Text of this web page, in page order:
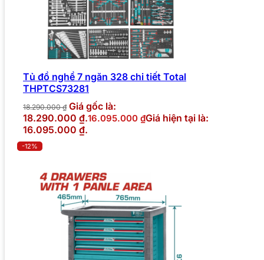
Tủ đồ nghề 7 ngăn 328 chi tiết Total
THPTCS73281
18.290.000₫ Giá gốc là:
18.290.000 ₫.16.095.000 ₫Giá hiện tại là:
16.095.000 ₫.
-12%